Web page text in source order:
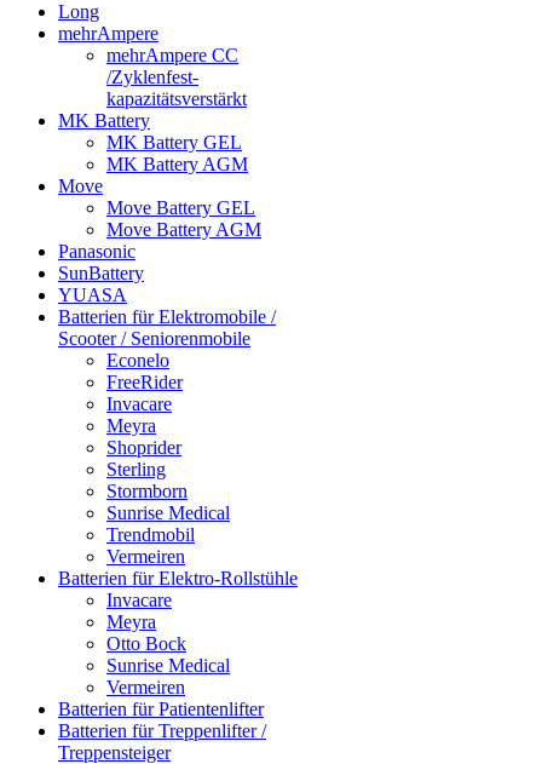
Long
mehrAmpere
mehrAmpere CC
/Zyklenfest-
kapazitätsverstärkt
MK Battery
MK Battery GEL
MK Battery AGM
Move
Move Battery GEL
Move Battery AGM
Panasonic
SunBattery
YUASA
Batterien für Elektromobile /
Scooter / Seniorenmobile
Econelo
FreeRider
Invacare
Meyra
Shoprider
Sterling
Stormborn
Sunrise Medical
Trendmobil
Vermeiren
Batterien für Elektro-Rollstühle
Invacare
Meyra
Otto Bock
Sunrise Medical
Vermeiren
Batterien für Patientenlifter
Batterien für Treppenlifter /
Treppensteiger